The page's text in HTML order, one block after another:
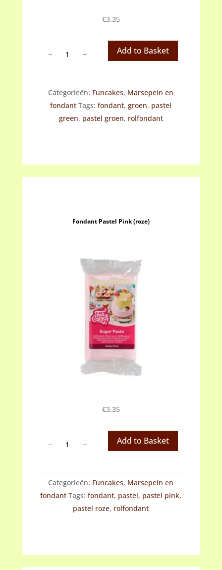
€3.35
(groen)
aantal
Add to Basket
Categorieën: Funcakes, Marsepein en
fondant Tags: fondant,groen, pastel
green, pastel groen, rolfondant
Fondant Pastel Pink (roze)
€3.35
(roze)
aantal
Add to Basket
Categorieën: Funcakes, Marsepein en
fondant Tags: fondant, pastel, pastel pink,
pastel roze, rolfondant